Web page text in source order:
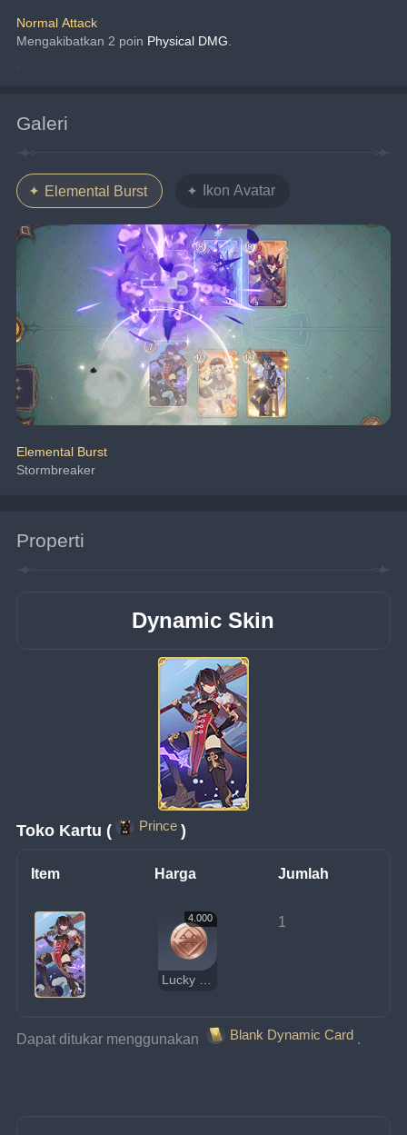
Normal Attack
Mengakibatkan 2 poin Physical DMG.
Galeri
Elemental Burst Ikon Avatar
Elemental Burst
Stormbreaker
Properti
Dynamic Skin
Toko Kartu ( Prince )
Item Harga Jumlah
4.000
Lucky Coin
1
Dapat ditukar menggunakan Blank Dynamic Card .